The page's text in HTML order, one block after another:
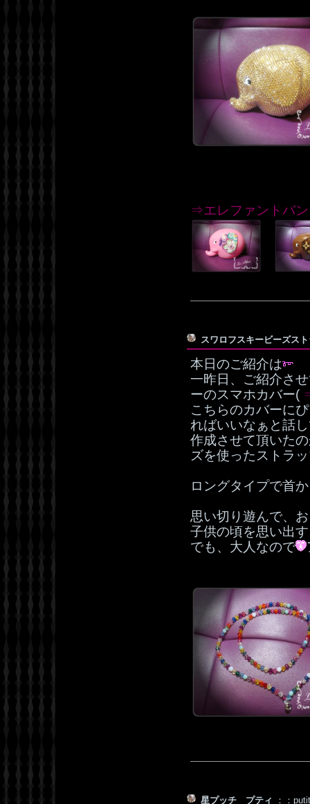
⇒エレファントバ
スワロフスキービーズス
本日のご紹介は
一昨日、ご紹介さ
ーのスマホカバー(
こちらのカバーに
ればいいなぁと話
作成させて頂いた
ズを使ったストラ
ロングタイプで首
思い切り遊んで、
子供の頃を思い出
でも、大人なので
星プッチ プティ ：：